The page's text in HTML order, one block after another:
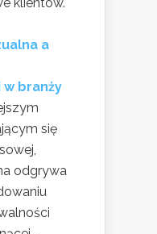
a
branży
się
odgrywa